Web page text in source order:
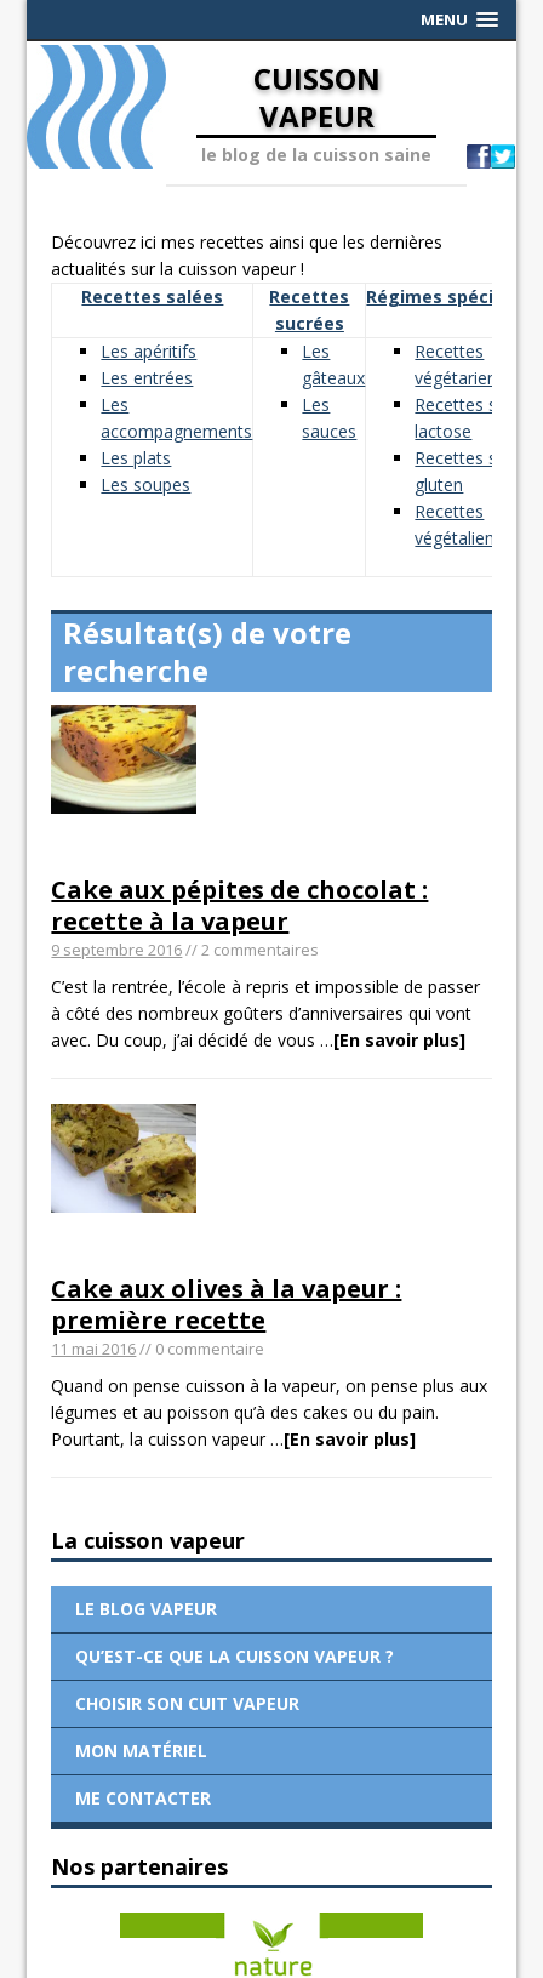
MENU
CUISSON
VAPEUR
le blog de la cuisson saine
Découvrez ici mes recettes ainsi que les dernières
actualités sur la cuisson vapeur !
Recettes salées
Recettes
sucrées
Régimes spéciaux
Les apéritifs
Les entrées
Les
accompagnements
Les plats
Les soupes
Les
gâteaux
Les
sauces
Recettes
végétariennes
Recettes sans
lactose
Recettes sans
gluten
Recettes
végétaliennes
Résultat(s) de votre
recherche
Cake aux pépites de chocolat :
recette à la vapeur
9 septembre 2016// 2 commentaires
C’est la rentrée, l’école à repris et impossible de passer
à côté des nombreux goûters d’anniversaires qui vont
avec. Du coup, j’ai décidé de vous…[En savoir plus]
Cake aux olives à la vapeur :
première recette
11 mai 2016// 0 commentaire
Quand on pense cuisson à la vapeur, on pense plus aux
légumes et au poisson qu’à des cakes ou du pain.
Pourtant, la cuisson vapeur…[En savoir plus]
La cuisson vapeur
LE BLOG VAPEUR
QU’EST-CE QUE LA CUISSON VAPEUR ?
CHOISIR SON CUIT VAPEUR
MON MATÉRIEL
ME CONTACTER
Nos partenaires